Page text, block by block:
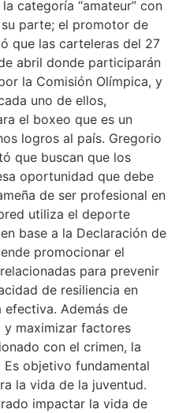
categoría “amateur” con
parte; el promotor de
que las carteleras del 27
abril donde participarán
la Comisión Olímpica, y
uno de ellos,
el boxeo que es un
logros al país. Gregorio
que buscan que los
oportunidad que debe
de ser profesional en
utiliza el deporte
base a la Declaración de
promocionar el
para prevenir
de resiliencia en
efectiva. Además de
maximizar factores
con el crimen, la
objetivo fundamental
la vida de la juventud.
impactar la vida de